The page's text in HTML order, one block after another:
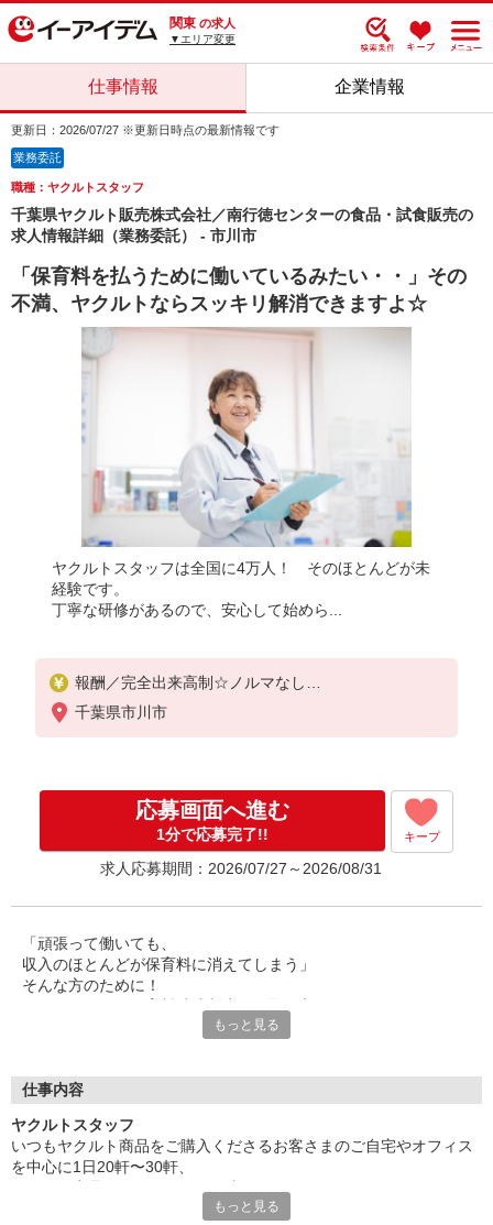
関東 の求人
▼エリア変更
仕事情報 企業情報
更新日：2026/07/27 ※更新日時点の最新情報です
業務委託
職種：ヤクルトスタッフ
千葉県ヤクルト販売株式会社／南行徳センターの食品・試食販売の
求人情報詳細（業務委託） - 市川市
「保育料を払うために働いているみたい・・」その
不満、ヤクルトならスッキリ解消できますよ☆
ヤクルトスタッフは全国に4万人！ そのほとんどが未
経験です。
丁寧な研修があるので、安心して始めら...
報酬／完全出来高制☆ノルマなし
◎稼働は週5日（4日も選択可）
※週5日稼働の方の平均月収27万円
！
◎20代〜50代を中心に幅広い年代の方が活躍中！
千葉県市川市
応募画面へ進む
1分で応募完了!! キープ
求人応募期間：2026/07/27～2026/08/31
「頑張って働いても、
収入のほとんどが保育料に消えてしまう」
そんな方のために！
一般の保育園に子どもを預けている方をバックアップ◎
◆急なお休みにもスタッフ同士で快くフォロー
など、働くママの多いヤクルトならではの
仕事×育児のお悩みをスッキリ解決に導きます☆
もっと見る
仕事内容
ヤクルトスタッフ
いつもヤクルト商品をご購入くださるお客さまのご自宅やオフィス
を中心に1日20軒〜30軒、
商品を通じてお客さまとふれあう楽しさ、健康的な生活にお役立ち
もっと見る